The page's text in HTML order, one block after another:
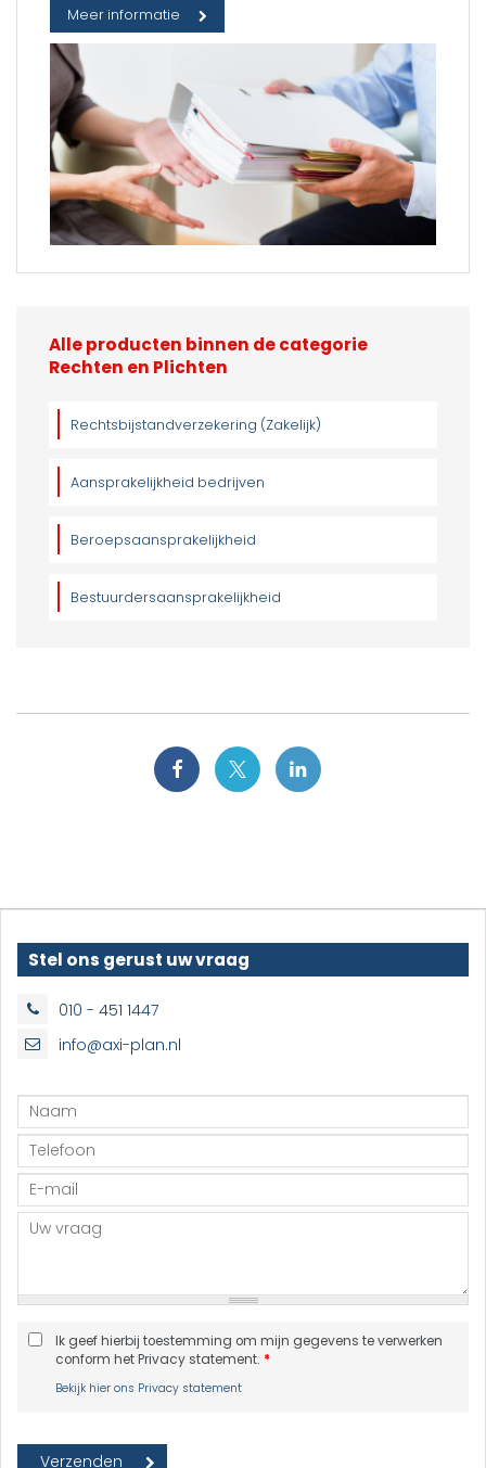
Meer informatie
Alle producten binnen de categorie
Rechten en Plichten
Rechtsbijstandverzekering (Zakelijk)
Aansprakelijkheid bedrijven
Beroepsaansprakelijkheid
Bestuurdersaansprakelijkheid
Stel ons gerust uw vraag
010 - 451 1447
info@axi-plan.nl
Ik geef hierbij toestemming om mijn gegevens te verwerken
conform het Privacy statement. *
Bekijk hier ons Privacy statement